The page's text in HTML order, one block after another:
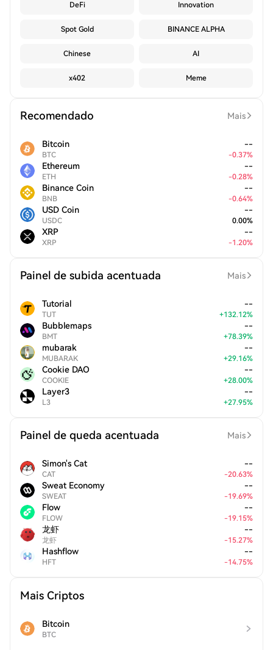
DeFi Innovation
Spot Gold BINANCE ALPHA
Chinese AI
x402 Meme
Recomendado Mais
Bitcoin
BTC
--
-0.37%
Ethereum
ETH
--
-0.28%
Binance Coin
BNB
--
-0.64%
USD Coin
USDC
--
0.00%
XRP
XRP
--
-1.20%
Painel de subida acentuada Mais
Tutorial
TUT
--
+132.12%
Bubblemaps
BMT
--
+78.39%
mubarak
MUBARAK
--
+29.16%
Cookie DAO
COOKIE
--
+28.00%
Layer3
L3
--
+27.95%
Painel de queda acentuada Mais
Simon's Cat
CAT
--
-20.63%
Sweat Economy
SWEAT
--
-19.69%
Flow
FLOW
--
-19.15%
龙虾
龙虾
--
-15.27%
Hashflow
HFT
--
-14.75%
Mais Criptos
Bitcoin
BTC